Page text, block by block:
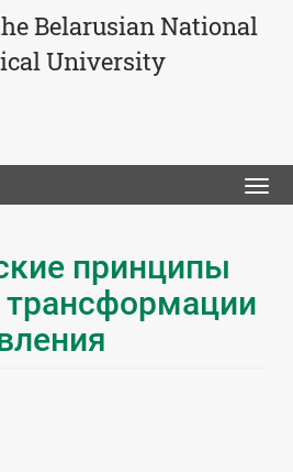
Belarusian National
University
принципы
трансформации